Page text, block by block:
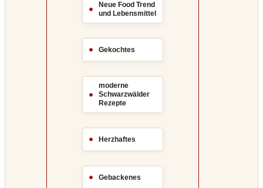
Neue Food Trend
und Lebensmittel
Gekochtes
moderne
Schwarzwälder
Rezepte
Herzhaftes
Gebackenes